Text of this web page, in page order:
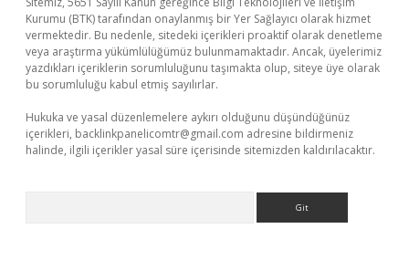
Kurumu (BTK) tarafından onaylanmış bir Yer Sağlayıcı olarak hizmet
vermektedir. Bu nedenle, sitedeki içerikleri proaktif olarak denetleme
veya araştırma yükümlülüğümüz bulunmamaktadır. Ancak, üyelerimiz
yazdıkları içeriklerin sorumluluğunu taşımakta olup, siteye üye olarak
bu sorumluluğu kabul etmiş sayılırlar.
Hukuka ve yasal düzenlemelere aykırı olduğunu düşündüğünüz
içerikleri, backlinkpanelicomtr@gmail.com adresine bildirmeniz
halinde, ilgili içerikler yasal süre içerisinde sitemizden kaldırılacaktır.